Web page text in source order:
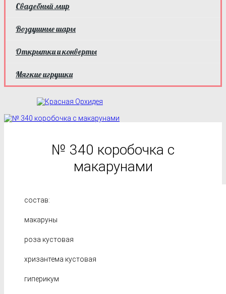
Свадебный мир
Воздушные шары
Открытки и конверты
Мягкие игрушки
№ 340 коробочка с
макарунами
состав:
макаруны
роза кустовая
хризантема кустовая
гиперикум